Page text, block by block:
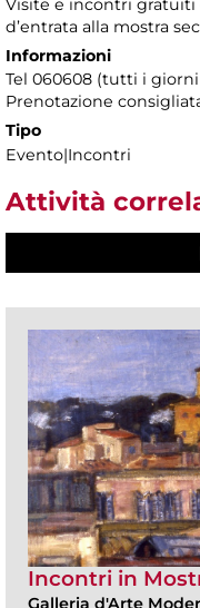
Visite e incontri
d’entrata alla mostra
Informazioni
Tel 060608 (tutti i giorni
Prenotazione
Tipo
Evento|Incontri
Attività
Incontri in
Galleria d'Arte